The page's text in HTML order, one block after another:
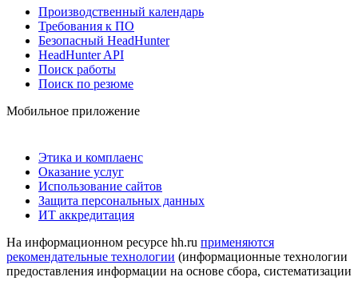
Производственный календарь
Требования к ПО
Безопасный HeadHunter
HeadHunter API
Поиск работы
Поиск по резюме
Мобильное приложение
Этика и комплаенс
Оказание услуг
Использование сайтов
Защита персональных данных
ИТ аккредитация
На информационном ресурсе hh.ru применяются
рекомендательные технологии (информационные технологии
предоставления информации на основе сбора, систематизации